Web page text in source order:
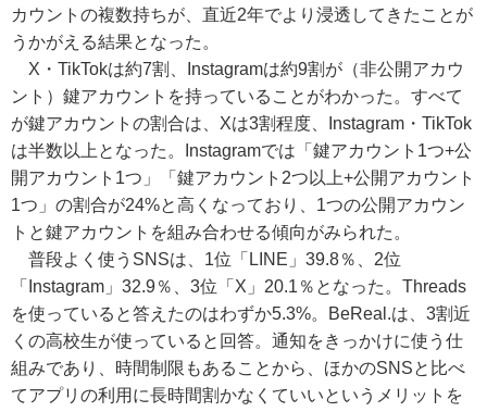
カウントの複数持ちが、直近2年でより浸透してきたことが
うかがえる結果となった。
X・TikTokは約7割、Instagramは約9割が（非公開アカウ
ント）鍵アカウントを持っていることがわかった。すべて
が鍵アカウントの割合は、Xは3割程度、Instagram・TikTok
は半数以上となった。Instagramでは「鍵アカウント1つ+公
開アカウント1つ」「鍵アカウント2つ以上+公開アカウント
1つ」の割合が24%と高くなっており、1つの公開アカウン
トと鍵アカウントを組み合わせる傾向がみられた。
普段よく使うSNSは、1位「LINE」39.8％、2位
「Instagram」32.9％、3位「X」20.1％となった。Threads
を使っていると答えたのはわずか5.3%。BeReal.は、3割近
くの高校生が使っていると回答。通知をきっかけに使う仕
組みであり、時間制限もあることから、ほかのSNSと比べ
てアプリの利用に長時間割かなくていいというメリットを